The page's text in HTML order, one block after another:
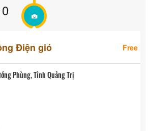
Điện gió Free
Phùng, Tỉnh Quảng Trị